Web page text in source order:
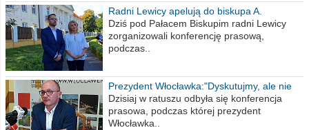
Radni Lewicy apelują do biskupa A.
Wiesława Meringa
Dziś pod Pałacem Biskupim radni Lewicy
zorganizowali konferencję prasową,
podczas..
Prezydent Włocławka:"Dyskutujmy, ale nie
obrażajmy się”
Dzisiaj w ratuszu odbyła się konferencja
prasowa, podczas której prezydent
Włocławka..